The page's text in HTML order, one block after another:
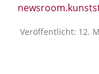
Veröffentlicht: 12.